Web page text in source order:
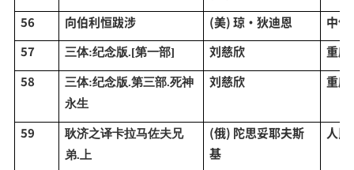
56
向伯利恒跋涉 (美) 琼·狄迪恩
中信
57
三体:纪念版.[第一部] 刘慈欣
重庆
58
三体:纪念版.第三部.死神
永生
刘慈欣 重庆
59
耿济之译卡拉马佐夫兄
弟.上
(俄) 陀思妥耶夫斯
基
人